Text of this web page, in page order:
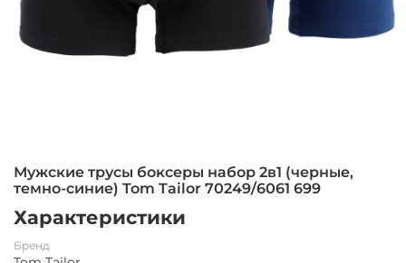
Мужские трусы боксеры набор 2в1 (черные,
темно-синие) Tom Tailor 70249/6061 699
Характеристики
Бренд